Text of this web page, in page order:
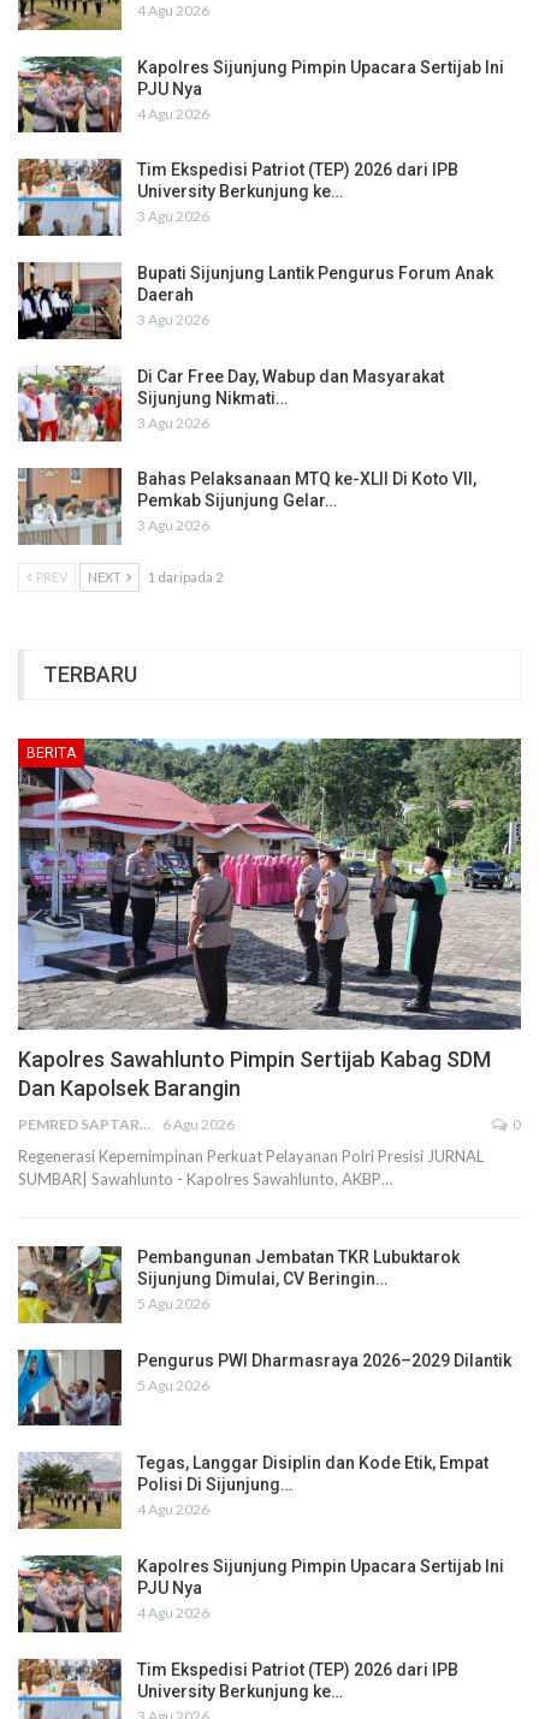
4 Agu 2026
Kapolres Sijunjung Pimpin Upacara Sertijab Ini
PJU Nya
4 Agu 2026
Tim Ekspedisi Patriot (TEP) 2026 dari IPB
University Berkunjung ke…
3 Agu 2026
Bupati Sijunjung Lantik Pengurus Forum Anak
Daerah
3 Agu 2026
Di Car Free Day, Wabup dan Masyarakat
Sijunjung Nikmati…
3 Agu 2026
Bahas Pelaksanaan MTQ ke-XLII Di Koto VII,
Pemkab Sijunjung Gelar…
3 Agu 2026
PREV NEXT 1 daripada 2
TERBARU
BERITA
Kapolres Sawahlunto Pimpin Sertijab Kabag SDM
Dan Kapolsek Barangin
PEMRED SAPTARIUS 6 Agu 2026 0
Regenerasi Kepemimpinan Perkuat Pelayanan Polri Presisi JURNAL
SUMBAR| Sawahlunto - Kapolres Sawahlunto, AKBP…
Pembangunan Jembatan TKR Lubuktarok
Sijunjung Dimulai, CV Beringin…
5 Agu 2026
Pengurus PWI Dharmasraya 2026–2029 Dilantik
5 Agu 2026
Tegas, Langgar Disiplin dan Kode Etik, Empat
Polisi Di Sijunjung…
4 Agu 2026
Kapolres Sijunjung Pimpin Upacara Sertijab Ini
PJU Nya
4 Agu 2026
Tim Ekspedisi Patriot (TEP) 2026 dari IPB
University Berkunjung ke…
3 Agu 2026